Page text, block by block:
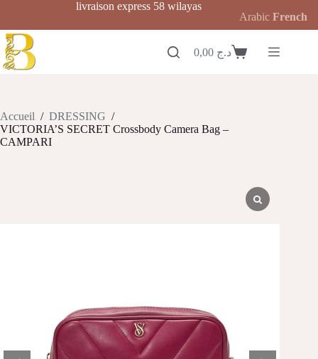
contenu
livraison express 58 wilayas
Panierد.ج
Accueil / DRESSING /
VICTORIA’S SECRET Crossbody Camera Bag –
CAMPARI
Arabic French